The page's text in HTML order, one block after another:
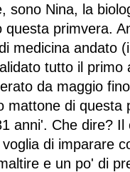
sono Nina, la
questa primvera.
medicina andato
tutto il primo
da maggio
mattone di questa
anni'. Che dire?
di imparare
e un po' di